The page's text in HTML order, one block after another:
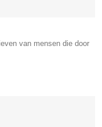
van mensen die door